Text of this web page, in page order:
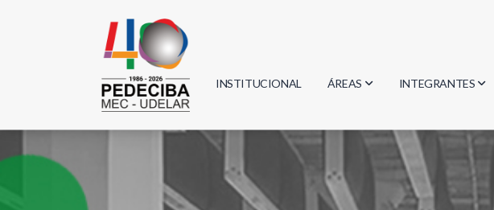
INSTITUCIONAL ÁREAS
Biología
Geociencias
INTEGRANTES
Investigadores
Estudiantes
Egresados